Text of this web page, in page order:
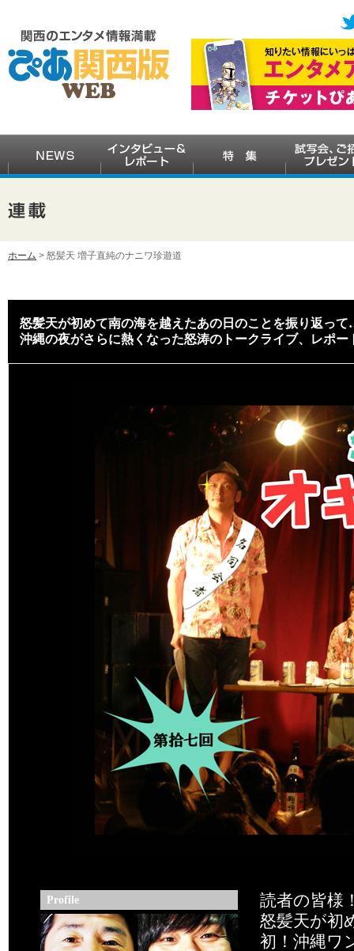
ホーム > 怒髪天 増子直純のナニワ珍遊道
怒髪天が初めて南の海を越えたあの日のことを振り返っ
沖縄の夜がさらに熱くなった怒涛のトークライブ、レポー
Profile
読者の皆
怒髪天が初
初！沖縄ワ